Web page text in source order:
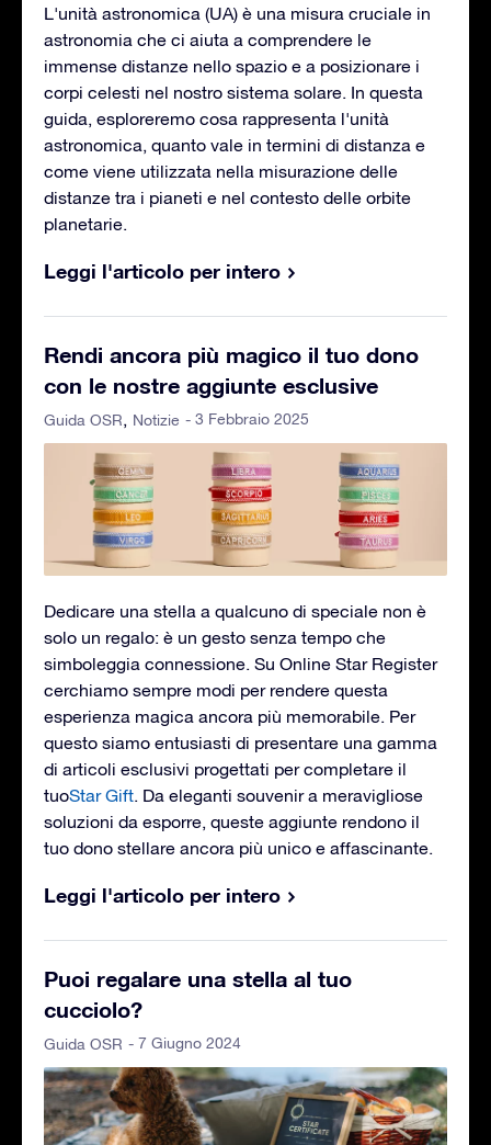
L'unità astronomica (UA) è una misura cruciale in
astronomia che ci aiuta a comprendere le
immense distanze nello spazio e a posizionare i
corpi celesti nel nostro sistema solare. In questa
guida, esploreremo cosa rappresenta l'unità
astronomica, quanto vale in termini di distanza e
come viene utilizzata nella misurazione delle
distanze tra i pianeti e nel contesto delle orbite
planetarie.
Leggi l'articolo per intero
Rendi ancora più magico il tuo dono
con le nostre aggiunte esclusive
Guida OSR Notizie - 3 Febbraio 2025
Dedicare una stella a qualcuno di speciale non è
solo un regalo: è un gesto senza tempo che
simboleggia connessione. Su Online Star Register
cerchiamo sempre modi per rendere questa
esperienza magica ancora più memorabile. Per
questo siamo entusiasti di presentare una gamma
di articoli esclusivi progettati per completare il
tuoStar Gift. Da eleganti souvenir a meravigliose
soluzioni da esporre, queste aggiunte rendono il
tuo dono stellare ancora più unico e affascinante.
Leggi l'articolo per intero
Puoi regalare una stella al tuo
cucciolo?
Guida OSR - 7 Giugno 2024